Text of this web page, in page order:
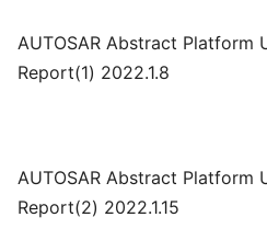
AUTOSAR Abstract Platform
Report(1) 2022.1.8
AUTOSAR Abstract Platform
Report(2) 2022.1.15